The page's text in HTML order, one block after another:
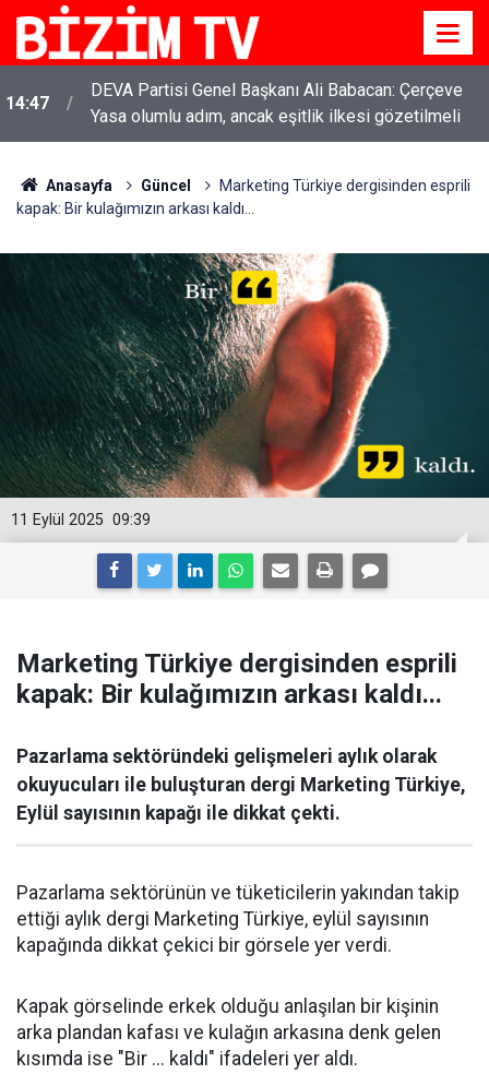
14:47
DEVA Partisi Genel Başkanı Ali Babacan: Çerçeve
Yasa olumlu adım, ancak eşitlik ilkesi gözetilmeli
Anasayfa Güncel
Marketing Türkiye dergisinden esprili
kapak: Bir kulağımızın arkası kaldı...
09:39
11 Eylül 2025
Marketing Türkiye dergisinden esprili
kapak: Bir kulağımızın arkası kaldı...
Pazarlama sektöründeki gelişmeleri aylık olarak
okuyucuları ile buluşturan dergi Marketing Türkiye,
Eylül sayısının kapağı ile dikkat çekti.
Pazarlama sektörünün ve tüketicilerin yakından takip
ettiği aylık dergi Marketing Türkiye, eylül sayısının
kapağında dikkat çekici bir görsele yer verdi.
Kapak görselinde erkek olduğu anlaşılan bir kişinin
arka plandan kafası ve kulağın arkasına denk gelen
kısımda ise "Bir ... kaldı" ifadeleri yer aldı.